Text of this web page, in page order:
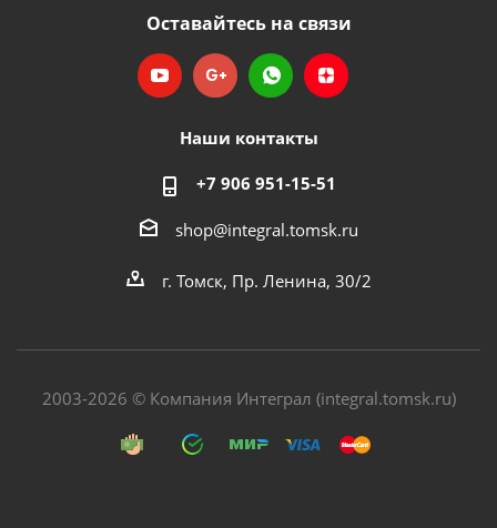
Оставайтесь на связи
Наши контакты
+7 906 951-15-51
shop@integral.tomsk.ru
г. Томск, Пр. Ленина, 30/2
2003-2026 © Компания Интеграл (integral.tomsk.ru)